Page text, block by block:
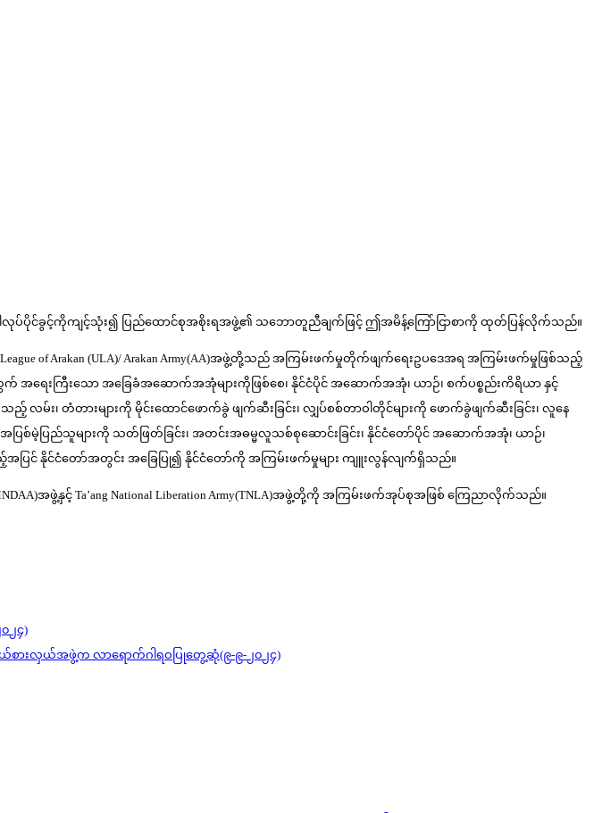
ါလုပ်ပိုင်ခွင့်ကိုကျင့်သုံး၍ ပြည်ထောင်စုအစိုးရအဖွဲ့၏ သဘောတူညီချက်ဖြင့် ဤအမိန့်ကြော်ငြာစာကို ထုတ်ပြန်လိုက်သည်။
United League of Arakan (ULA)/ Arakan Army(AA)အဖွဲ့တို့သည် အကြမ်းဖက်မှုတိုက်ဖျက်ရေးဥပဒေအရ အကြမ်းဖက်မှုဖြစ်သည့်
ေးကြီးသော အခြေခံအဆောက်အအုံများကိုဖြစ်စေ၊ နိုင်ငံပိုင် အဆောက်အအုံ၊ ယာဉ်၊ စက်ပစ္စည်းကိရိယာ နှင့်
မ်း၊ တံတားများကို မိုင်းထောင်ဖောက်ခွဲ ဖျက်ဆီးခြင်း၊ လျှပ်စစ်တာဝါတိုင်များကို ဖောက်ခွဲဖျက်ဆီးခြင်း၊ လူနေ
ပြစ်မဲ့ပြည်သူများကို သတ်ဖြတ်ခြင်း၊ အတင်းအဓမ္မလူသစ်စုဆောင်းခြင်း၊ နိုင်ငံတော်ပိုင် အဆောက်အအုံ၊ ယာဉ်၊
ြင် နိုင်ငံတော်အတွင်း အခြေပြု၍ နိုင်ငံတော်ကို အကြမ်းဖက်မှုများ ကျူးလွန်လျက်ရှိသည်။
အဖွဲ့နှင့် Ta’ang National Liberation Army(TNLA)အဖွဲ့တို့ကို အကြမ်းဖက်အုပ်စုအဖြစ် ကြေညာလိုက်သည်။
၂၄)
ယ်စားလှယ်အဖွဲ့က လာရောက်ဂါရဝပြုတွေ့ဆုံ(၉-၉-၂၀၂၄)